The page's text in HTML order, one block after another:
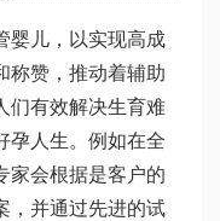
婴儿，以实现高成
称赞，推动着辅助
们有效解决生育难
孕人生。例如在全
家会根据是客户的
，并通过先进的试